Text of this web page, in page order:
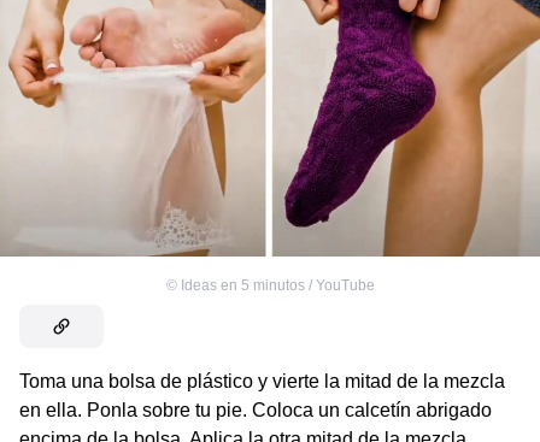
© Ideas en 5 minutos / YouTube
Toma una bolsa de plástico y vierte la mitad de la mezcla
en ella. Ponla sobre tu pie. Coloca un calcetín abrigado